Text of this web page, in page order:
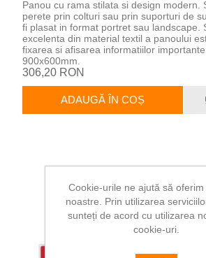
Panou cu rama stilata si design modern.
perete prin colturi sau prin suporturi de
fi plasat in format portret sau landscape.
excelenta din material textil a panoului
fixarea si afisarea informatiilor
900x600mm.
306,20 RON
ADAUGĂ ÎN COȘ
Cookie-urile ne ajută să oferim
noastre. Prin utilizarea
sunteți de acord cu utilizarea
cookie-uri.